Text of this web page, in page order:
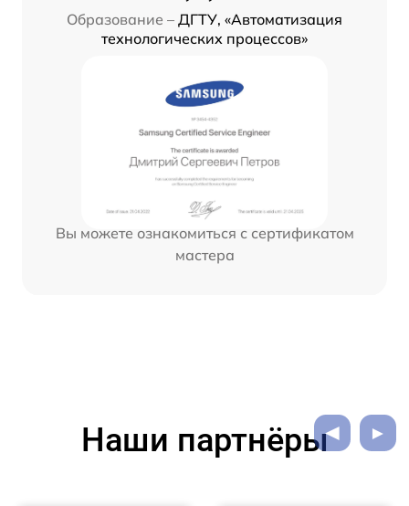
Образование – ДГТУ, «Автоматизация
технологических процессов»
Вы можете ознакомиться с сертификатом
мастера
Наши партнёры